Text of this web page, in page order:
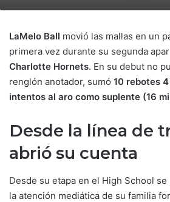
LaMelo Ball movió las mallas en un
primera vez durante su segunda
Charlotte Hornets. En su debut no
renglón anotador, sumó 10 rebotes
intentos al aro como suplente (16
Desde la línea de
abrió su cuenta
Desde su etapa en el High School
la atención mediática de su familia